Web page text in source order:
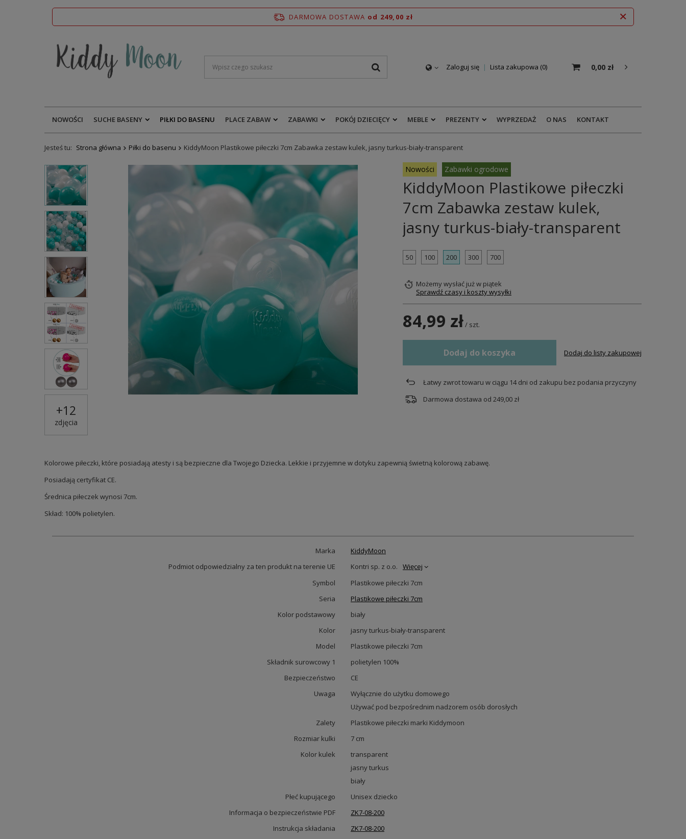
DARMOWA DOSTAWA od 249,00 zł
Zaloguj się Lista zakupowa 0 0,00 zł
NOWOŚCI SUCHE BASENY PIŁKI DO BASENU PLACE ZABAW ZABAWKI POKÓJ DZIECIĘCY MEBLE PREZENTY WYPRZEDAŻ O NAS KONTAKT
Jesteś tu: Strona główna Piłki do basenu KiddyMoon Plastikowe piłeczki 7cm Zabawka zestaw kulek, jasny turkus-biały-transparent
Nowości Zabawki ogrodowe
KiddyMoon Plastikowe piłeczki
7cm Zabawka zestaw kulek,
jasny turkus-biały-transparent
+12
zdjęcia
50 100 200 300 700
Możemy wysłać jużw piątek
Sprawdź czasy i koszty wysyłki
84,99 zł/ szt.
Dodaj do koszyka Dodaj do listy zakupowej
Łatwy zwrot towaru w ciągu 14dni od zakupu bez podania przyczyny
Darmowa dostawa od 249,00 zł
Kolorowe piłeczki, które posiadają atesty i są bezpieczne dla Twojego Dziecka. Lekkie i przyjemne w dotyku zapewnią świetną kolorową zabawę.
Posiadają certyfikat CE.
Średnica piłeczek wynosi 7cm.
Skład: 100% polietylen.
Marka
KiddyMoon
Podmiot odpowiedzialny za ten produkt na terenie UE
Kontri sp. z o.o.
Więcej
Symbol
Plastikowe piłeczki 7cm
Seria
Plastikowe piłeczki 7cm
Kolor podstawowy
biały
Kolor
jasny turkus-biały-transparent
Model
Plastikowe piłeczki 7cm
Składnik surowcowy 1
polietylen 100%
Bezpieczeństwo
CE
Uwaga
Wyłącznie do użytku domowego
Używać pod bezpośrednim nadzorem osób dorosłych
Zalety
Plastikowe piłeczki marki Kiddymoon
Rozmiar kulki
7 cm
Kolor kulek
transparent
jasny turkus
biały
Płeć kupującego
Unisex dziecko
Informacja o bezpieczeństwie PDF
ZK7-08-200
Instrukcja składania
ZK7-08-200